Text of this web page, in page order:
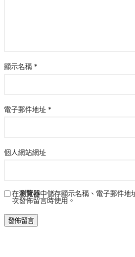
顯示名稱 *
電子郵件地址 *
個人網站網址
在瀏覽器中儲存顯示名稱、電子郵件地
次發佈留言時使用。